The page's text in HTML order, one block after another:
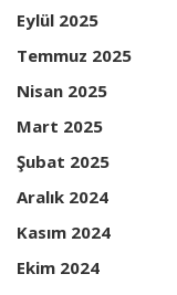
Eylül 2025
Temmuz 2025
Nisan 2025
Mart 2025
Şubat 2025
Aralık 2024
Kasım 2024
Ekim 2024